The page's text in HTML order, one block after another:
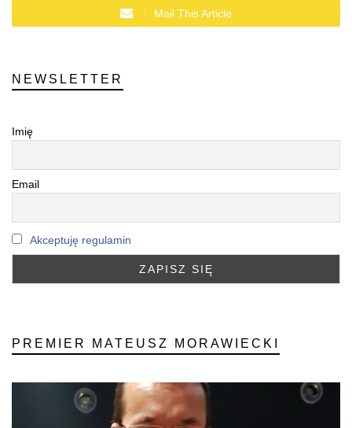
Mail This Article
NEWSLETTER
Imię
Email
Akceptuję regulamin
PREMIER MATEUSZ MORAWIECKI